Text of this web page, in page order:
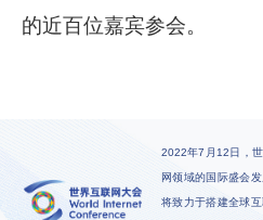
的近百位嘉宾参会。
2022年7月12日，
网领域的国际盛会
将致力于搭建全球